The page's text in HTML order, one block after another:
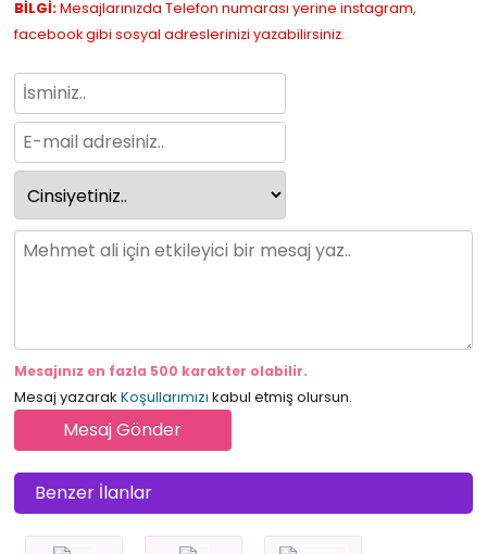
BİLGİ:Mesajlarınızda Telefon numarası yerine instagram,
facebook gibi sosyal adreslerinizi yazabilirsiniz.
Mesajınız en fazla 500 karakter olabilir.
Mesaj yazarak Koşullarımızı kabul etmiş olursun.
Benzer İlanlar